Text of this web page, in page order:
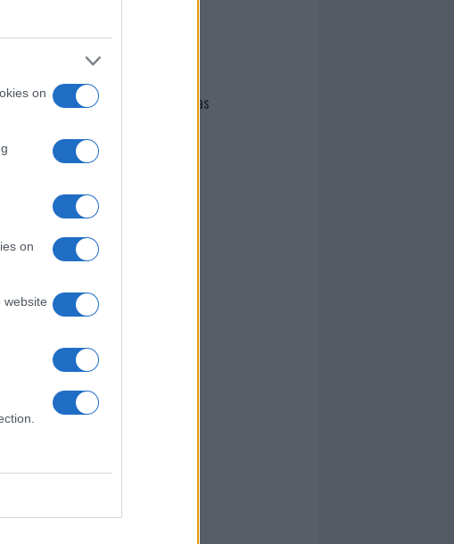
on
on
website
Giovannimaria Cabras